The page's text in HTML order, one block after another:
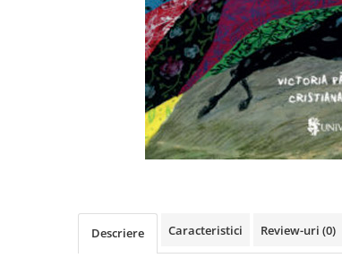
Editura UniversDescriere Caracteristici Review-uri (0)